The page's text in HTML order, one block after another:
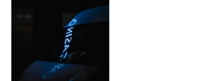
skogspromenad eller...